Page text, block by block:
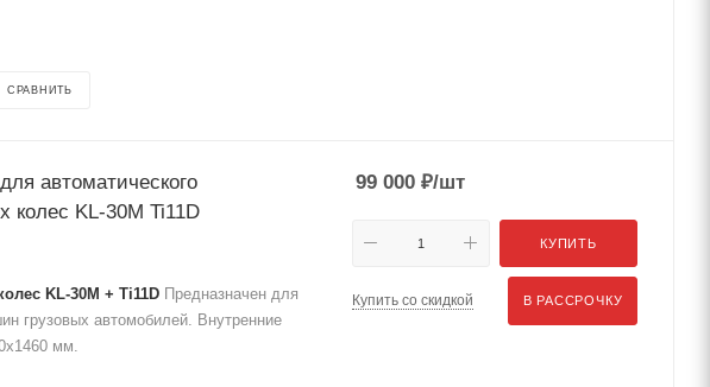
СРАВНИТЬ
автоматического
колес KL-30M Ti11D
KL-30M + Ti11D Предназначен для
грузовых автомобилей. Внутренние
мм.
99 000 ₽/шт
КУПИТЬ
Купить со скидкой В РАССРОЧКУ